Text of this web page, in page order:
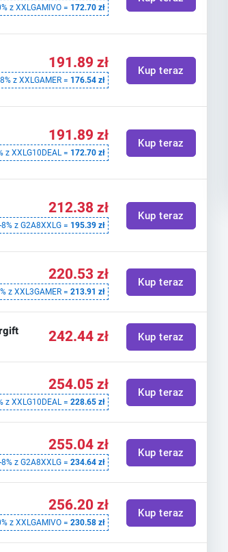
z XXLGAMIVO = 172.70 zł
191.89 zł
z XXLGAMER = 176.54 zł
Kup teraz
191.89 zł
z XXLG10DEAL = 172.70 zł
Kup teraz
212.38 zł
-8% z G2A8XXLG = 195.39 zł
Kup teraz
220.53 zł
z XXL3GAMER =213.91 zł
Kup teraz
242.44 zł Kup teraz
254.05 zł
z XXLG10DEAL =228.65 zł
Kup teraz
255.04 zł
-8% z G2A8XXLG =234.64 zł
Kup teraz
256.20 zł
z XXLGAMIVO =230.58 zł
Kup teraz